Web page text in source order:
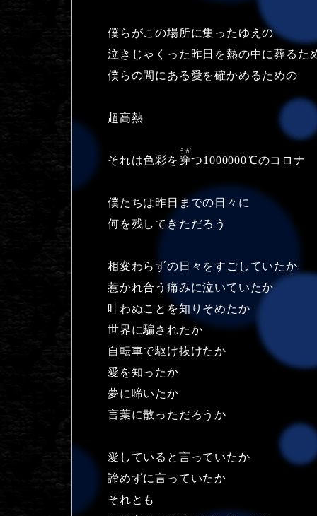
僕らがこの場所に集ったゆえの
泣きじゃくった昨日を熱の中に葬るた
僕らの間にある愛を確かめるための
超高熱
それは色彩を 穿
うが
つ1000000℃のコロナ
僕たちは昨日までの日々に
何を残してきただろう
相変わらずの日々をすごしていたか
惹かれ合う痛みに泣いていたか
叶わぬことを知りそめたか
世界に騙されたか
自転車で駆け抜けたか
愛を知ったか
夢に啼いたか
言葉に散っただろうか
愛していると言っていたか
諦めずに言っていたか
それとも